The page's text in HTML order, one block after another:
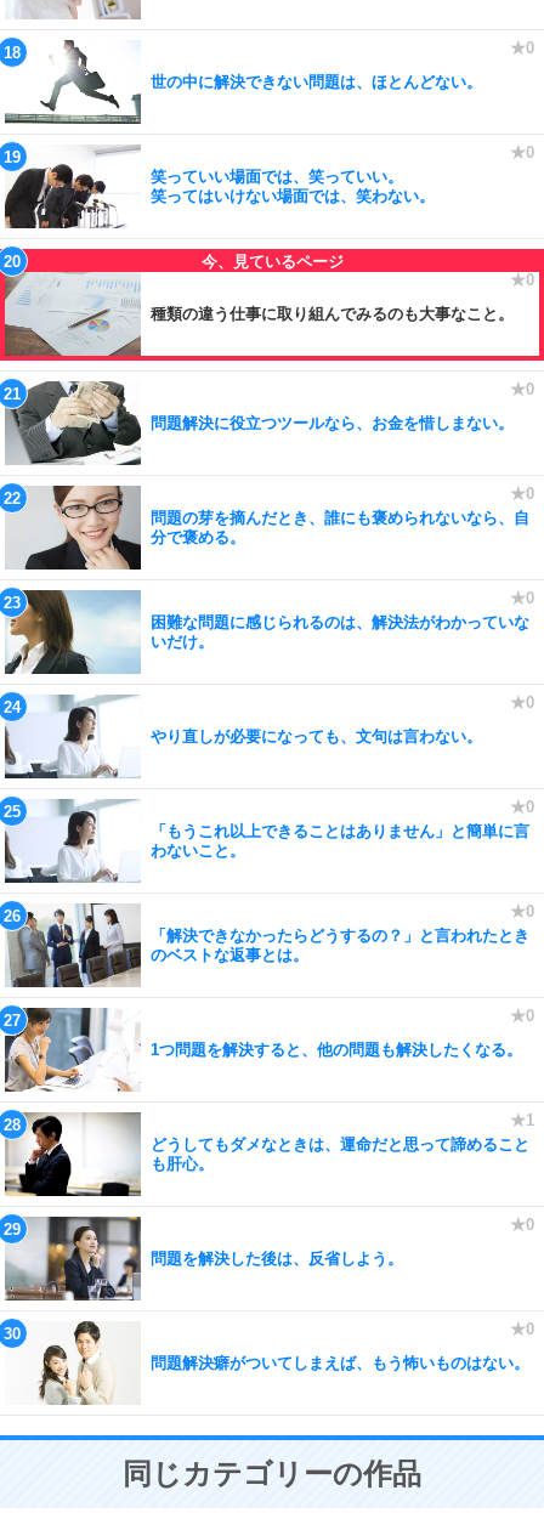
世の中に解決できない問題は、ほとんどない。
笑っていい場面では、笑っていい。
笑ってはいけない場面では、笑わない。
種類の違う仕事に取り組んでみるのも大事なこと。
問題解決に役立つツールなら、お金を惜しまない。
問題の芽を摘んだとき、誰にも褒められないなら、自
分で褒める。
困難な問題に感じられるのは、解決法がわかっていな
いだけ。
やり直しが必要になっても、文句は言わない。
「もうこれ以上できることはありません」と簡単に言
わないこと。
「解決できなかったらどうするの？」と言われたとき
のベストな返事とは。
1つ問題を解決すると、他の問題も解決したくなる。
どうしてもダメなときは、運命だと思って諦めること
も肝心。
問題を解決した後は、反省しよう。
問題解決癖がついてしまえば、もう怖いものはない。
同じカテゴリーの作品